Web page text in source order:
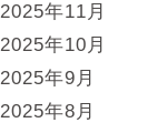
2025年11月
2025年10月
2025年9月
2025年8月